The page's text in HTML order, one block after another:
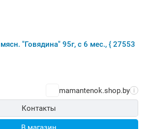
"Говядина" 95г, с 6 мес., { 27553
mamantenok.shop.by i
Контакты